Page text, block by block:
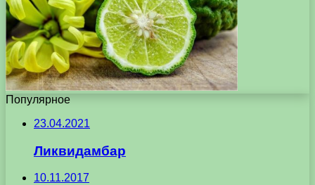
Популярное
23.04.2021
Ликвидамбар
10.11.2017